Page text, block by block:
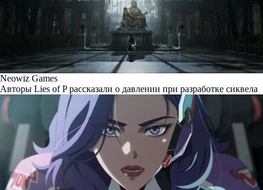
Neowiz Games
Авторы Lies of P рассказали о давлении при разработке сиквела